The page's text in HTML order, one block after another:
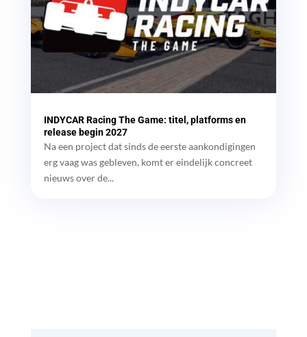
INDYCAR Racing The Game: titel, platforms en
release begin 2027
Na een project dat sinds de eerste aankondigingen
erg vaag was gebleven, komt er eindelijk concreet
nieuws over de...